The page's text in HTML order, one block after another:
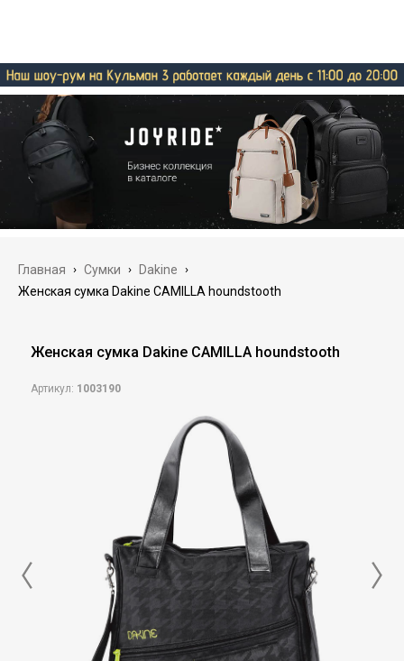
Главная › Сумки › Dakine ›
Женская сумка Dakine CAMILLA houndstooth
Женская сумка Dakine CAMILLA houndstooth
Артикул: 1003190